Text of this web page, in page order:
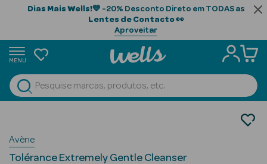
Dias Mais Wells!💙 -20% Desconto Direto em TODAS as
Lentes de Contacto👀
Aproveitar
MENU
Ver Tudo
Beauty Season
Cabelo
Desmaquilhantes
Avène
Tolérance Extremely Gentle Cleanser